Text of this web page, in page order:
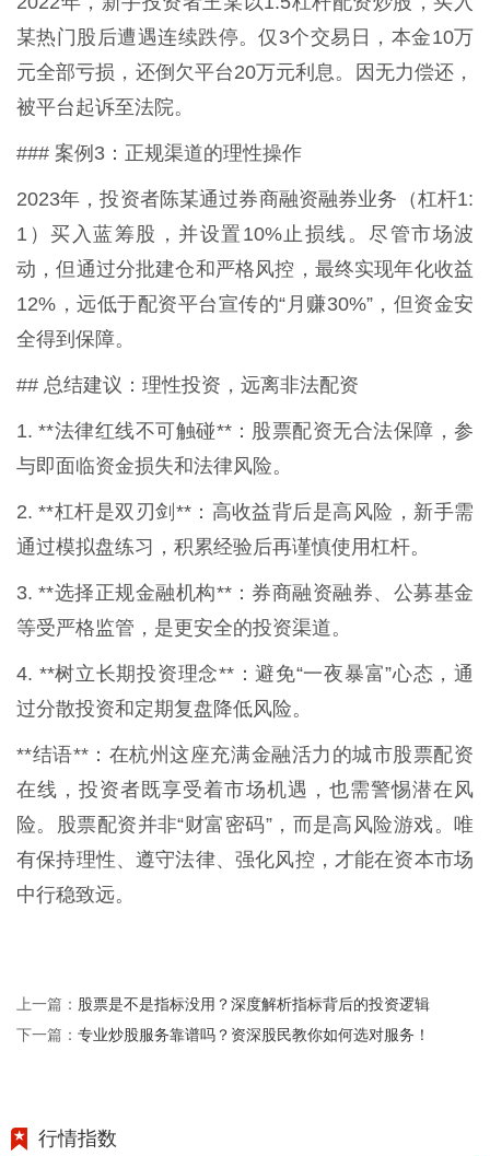
某热门股后遭遇连续跌停。仅3个交易日，本金10万
元全部亏损，还倒欠平台20万元利息。因无力偿还，
被平台起诉至法院。
### 案例3：正规渠道的理性操作
2023年，投资者陈某通过券商融资融券业务（杠杆1:
1）买入蓝筹股，并设置10%止损线。尽管市场波
动，但通过分批建仓和严格风控，最终实现年化收益
12%，远低于配资平台宣传的“月赚30%”，但资金安
全得到保障。
## 总结建议：理性投资，远离非法配资
1. **法律红线不可触碰**：股票配资无合法保障，参
与即面临资金损失和法律风险。
2. **杠杆是双刃剑**：高收益背后是高风险，新手需
通过模拟盘练习，积累经验后再谨慎使用杠杆。
3. **选择正规金融机构**：券商融资融券、公募基金
等受严格监管，是更安全的投资渠道。
4. **树立长期投资理念**：避免“一夜暴富”心态，通
过分散投资和定期复盘降低风险。
**结语**：在杭州这座充满金融活力的城市股票配资
在线，投资者既享受着市场机遇，也需警惕潜在风
险。股票配资并非“财富密码”，而是高风险游戏。唯
有保持理性、遵守法律、强化风控，才能在资本市场
中行稳致远。
上一篇： 股票是不是指标没用？深度解析指标背后的投资逻辑
下一篇： 专业炒股服务靠谱吗？资深股民教你如何选对服务！
行情指数